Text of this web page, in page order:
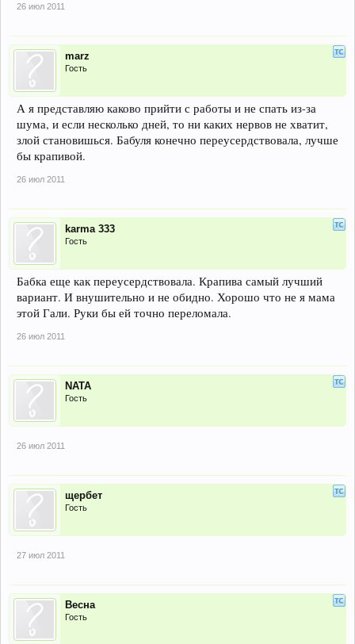
26 июл 2011
marz
Гость
А я представляю каково прийти с работы и не спать из-за
шума, и если несколько дней, то ни каких нервов не хватит,
злой становишься. Бабуля конечно переусердствовала, лучше
бы крапивой.
26 июл 2011
karma 333
Гость
Бабка еще как переусердствовала. Крапива самый лучший
вариант. И внушительно и не обидно. Хорошо что не я мама
этой Гали. Руки бы ей точно переломала.
26 июл 2011
NATA
Гость
26 июл 2011
щербет
Гость
27 июл 2011
Весна
Гость